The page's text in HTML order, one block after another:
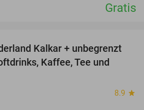
Gratis
32%
Kalkar + unbegrenzt
Kaffee, Tee und
8.9 star